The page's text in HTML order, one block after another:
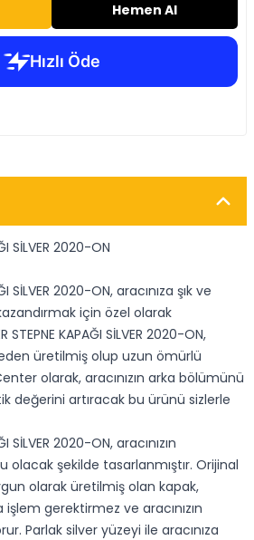
Hemen Al
SİLVER 2020-ON
SİLVER 2020-ON, aracınıza şık ve
için özel olarak
STEPNE KAPAĞI SİLVER 2020-ON,
üretilmiş olup uzun ömürlü
olarak, aracınızın arka bölümünü
değerini artıracak bu ürünü sizlerle
SİLVER 2020-ON, aracınızın
şekilde tasarlanmıştır. Orijinal
olarak üretilmiş olan kapak,
gerektirmez ve aracınızın
Parlak silver yüzeyi ile aracınıza